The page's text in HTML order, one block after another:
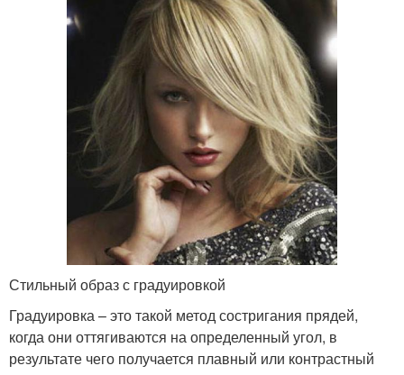
Стильный образ с градуировкой
Градуировка – это такой метод состригания прядей,
когда они оттягиваются на определенный угол, в
результате чего получается плавный или контрастный